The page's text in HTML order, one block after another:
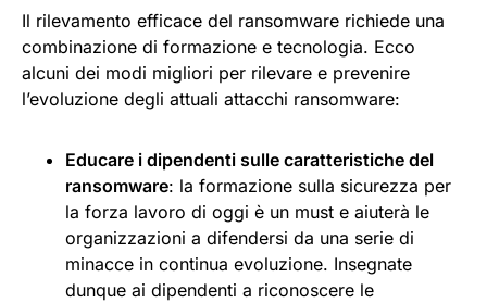
Il rilevamento efficace del ransomware richiede una
combinazione di formazione e tecnologia. Ecco
alcuni dei modi migliori per rilevare e prevenire
l’evoluzione degli attuali attacchi ransomware:
Educare i dipendenti sulle caratteristiche del
ransomware: la formazione sulla sicurezza per
la forza lavoro di oggi è un must e aiuterà le
organizzazioni a difendersi da una serie di
minacce in continua evoluzione. Insegnate
dunque ai dipendenti a riconoscere le